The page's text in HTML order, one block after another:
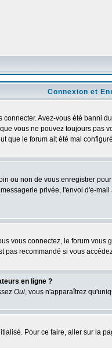
Connexion et
Avez-vous été
vous ne pouvez toujours
que le forum ait été mal
ou non de vous enregistrer
privée, l'envoi d'e-
vous connectez, le forum
recommandé si vous
en ligne ?
Oui, vous n'apparaîtrez
Pour ce faire, aller sur la